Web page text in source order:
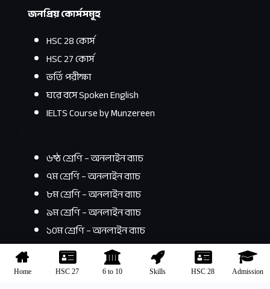
জনপ্রিয় কোর্সসমূহ
HSC 28 কোর্স
HSC 27 কোর্স
ভর্তি পরীক্ষা
ঘরে বসে Spoken English
IELTS Course by Munzereen
.
৬ষ্ঠ শ্রেণি – অনলাইন ব্যাচ
৭ম শ্রেণি – অনলাইন ব্যাচ
৮ম শ্রেণি – অনলাইন ব্যাচ
৯ম শ্রেণি – অনলাইন ব্যাচ
১০ম শ্রেণি – অনলাইনব্যাচ
Copyright © 2026 | 10 MS Promo Codes
Home HSC 27 6 to 10 Skills HSC 28 Admission